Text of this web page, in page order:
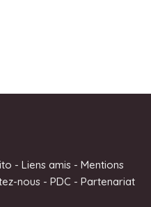
- Liens amis - Mentions
nous- PDC - Partenariat